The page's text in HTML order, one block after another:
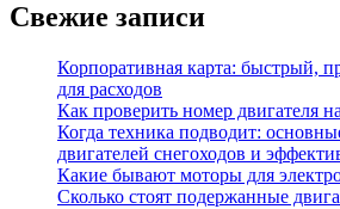
Свежие записи
Корпоративная карта: быстрый,
для расходов
Как проверить номер двигателя
Когда техника подводит:
двигателей снегоходов и
Какие бывают моторы для
Сколько стоят подержанные